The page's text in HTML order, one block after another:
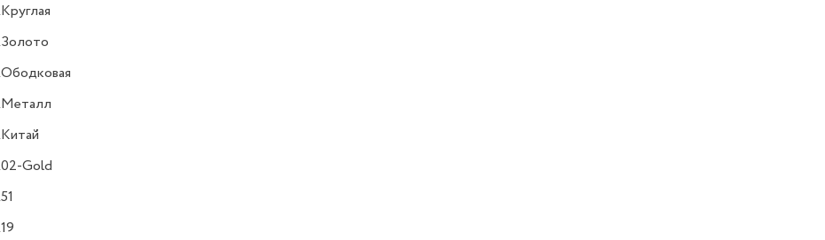
Круглая
Золото
Ободковая
Металл
Китай
02-Gold
51
19